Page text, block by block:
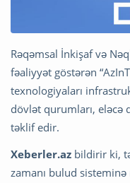
Rəqəmsal İnkişaf və
fəaliyyət göstərən
texnologiyaları
dövlət qurumları, eləcə
təklif edir.
Xeberler.az bildirir ki,
zamanı bulud